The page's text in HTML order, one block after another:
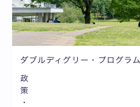
ダブルディグリー・プログラム
政
策
・